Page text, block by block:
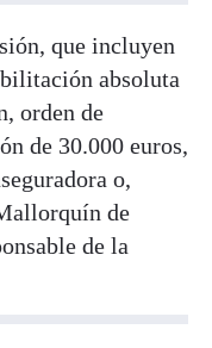
que incluyen
absoluta
orden de
de 30.000 euros,
o,
de
de la